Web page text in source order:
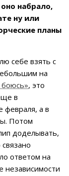
набрало,
ну или
планы
себе взять с
на
боюсь», это
в
февраля, а в
Потом
доделывать,
ответом на
независимости